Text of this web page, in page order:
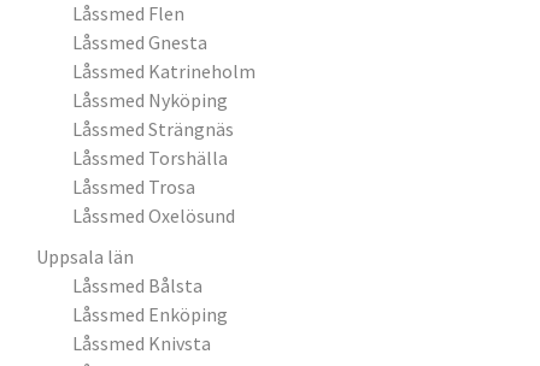
Låssmed Flen
Låssmed Gnesta
Låssmed Katrineholm
Låssmed Nyköping
Låssmed Strängnäs
Låssmed Torshälla
Låssmed Trosa
Låssmed Oxelösund
Uppsala län
Låssmed Bålsta
Låssmed Enköping
Låssmed Knivsta